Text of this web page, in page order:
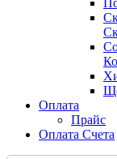
Оплата
Прайс
Оплата Счета